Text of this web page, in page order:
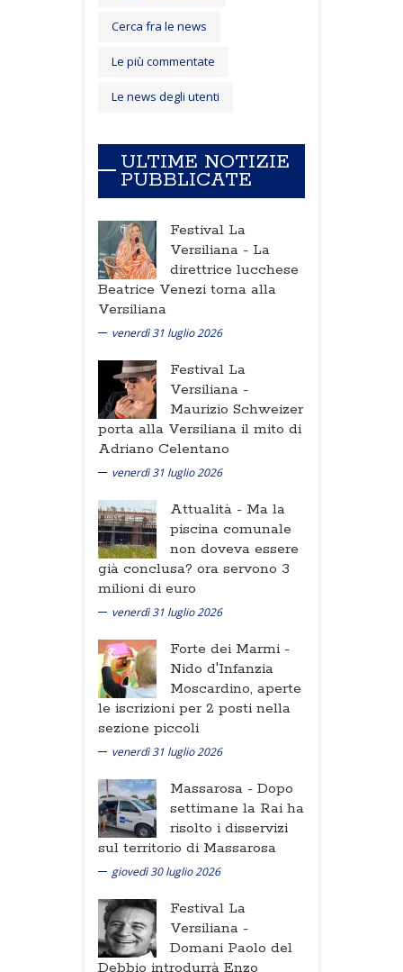
Cerca fra le news
Le più commentate
Le news degli utenti
ULTIME NOTIZIE
PUBBLICATE
Festival La
Versiliana - La
direttrice lucchese
Beatrice Venezi torna alla
Versiliana
venerdì 31 luglio 2026
Festival La
Versiliana -
Maurizio Schweizer
porta alla Versiliana il mito di
Adriano Celentano
venerdì 31 luglio 2026
Attualità - Ma la
piscina comunale
non doveva essere
già conclusa? ora servono 3
milioni di euro
venerdì 31 luglio 2026
Forte dei Marmi -
Nido d'Infanzia
Moscardino, aperte
le iscrizioni per 2 posti nella
sezione piccoli
venerdì 31 luglio 2026
Massarosa - Dopo
settimane la Rai ha
risolto i disservizi
sul territorio di Massarosa
giovedì 30 luglio 2026
Festival La
Versiliana -
Domani Paolo del
Debbio introdurrà Enzo